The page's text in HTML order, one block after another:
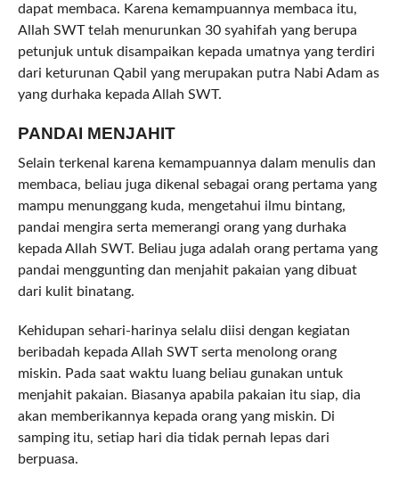
dapat membaca. Karena kemampuannya membaca itu,
Allah SWT telah menurunkan 30 syahifah yang berupa
petunjuk untuk disampaikan kepada umatnya yang terdiri
dari keturunan Qabil yang merupakan putra Nabi Adam as
yang durhaka kepada Allah SWT.
PANDAI MENJAHIT
Selain terkenal karena kemampuannya dalam menulis dan
membaca, beliau juga dikenal sebagai orang pertama yang
mampu menunggang kuda, mengetahui ilmu bintang,
pandai mengira serta memerangi orang yang durhaka
kepada Allah SWT. Beliau juga adalah orang pertama yang
pandai menggunting dan menjahit pakaian yang dibuat
dari kulit binatang.
Kehidupan sehari-harinya selalu diisi dengan kegiatan
beribadah kepada Allah SWT serta menolong orang
miskin. Pada saat waktu luang beliau gunakan untuk
menjahit pakaian. Biasanya apabila pakaian itu siap, dia
akan memberikannya kepada orang yang miskin. Di
samping itu, setiap hari dia tidak pernah lepas dari
berpuasa.